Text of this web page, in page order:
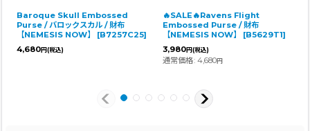
Baroque Skull Embossed
Purse / バロックスカル / 財布
【NEMESIS NOW】
[B7257C25]
4,680円 (税込)
🔥SALE🔥Ravens Flight
Embossed Purse / 財布
【NEMESIS NOW】
[B5629T1]
3,980円 (税込)
通常価格: 4,680円